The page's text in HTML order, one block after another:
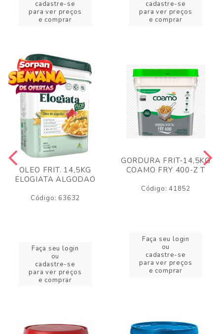
cadastre-se
para ver preços
e comprar
cadastre-se
para ver preços
e comprar
OLEO FRIT. 14,5KG
ELOGIATA ALGODAO
Código: 63632
Faça seu login
ou
cadastre-se
para ver preços
e comprar
GORDURA FRIT-14,5KG
COAMO FRY 400-Z T
Código: 41852
Faça seu login
ou
cadastre-se
para ver preços
e comprar